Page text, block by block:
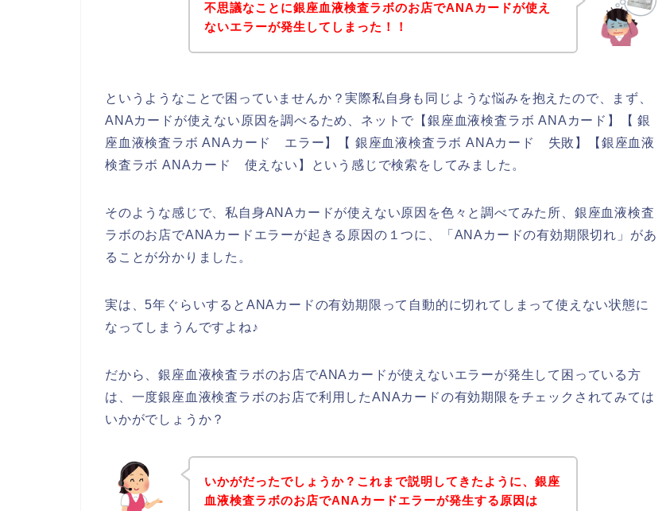
不思議なことに銀座血液検査ラボのお店でANAカードが使え
ないエラーが発生してしまった！！
というようなことで困っていませんか？実際私自身も同じような悩みを抱えたので、まず、
ANAカードが使えない原因を調べるため、ネットで【銀座血液検査ラボ ANAカード】【 銀
座血液検査ラボ ANAカード エラー】【 銀座血液検査ラボ ANAカード 失敗】【銀座血液
検査ラボ ANAカード 使えない】という感じで検索をしてみました。
そのような感じで、私自身ANAカードが使えない原因を色々と調べてみた所、銀座血液検査
ラボのお店でANAカードエラーが起きる原因の１つに、「ANAカードの有効期限切れ」があ
ることが分かりました。
実は、5年ぐらいするとANAカードの有効期限って自動的に切れてしまって使えない状態に
なってしまうんですよね♪
だから、銀座血液検査ラボのお店でANAカードが使えないエラーが発生して困っている方
は、一度銀座血液検査ラボのお店で利用したANAカードの有効期限をチェックされてみては
いかがでしょうか？
いかがだったでしょうか？これまで説明してきたように、銀座
血液検査ラボのお店でANAカードエラーが発生する原因は